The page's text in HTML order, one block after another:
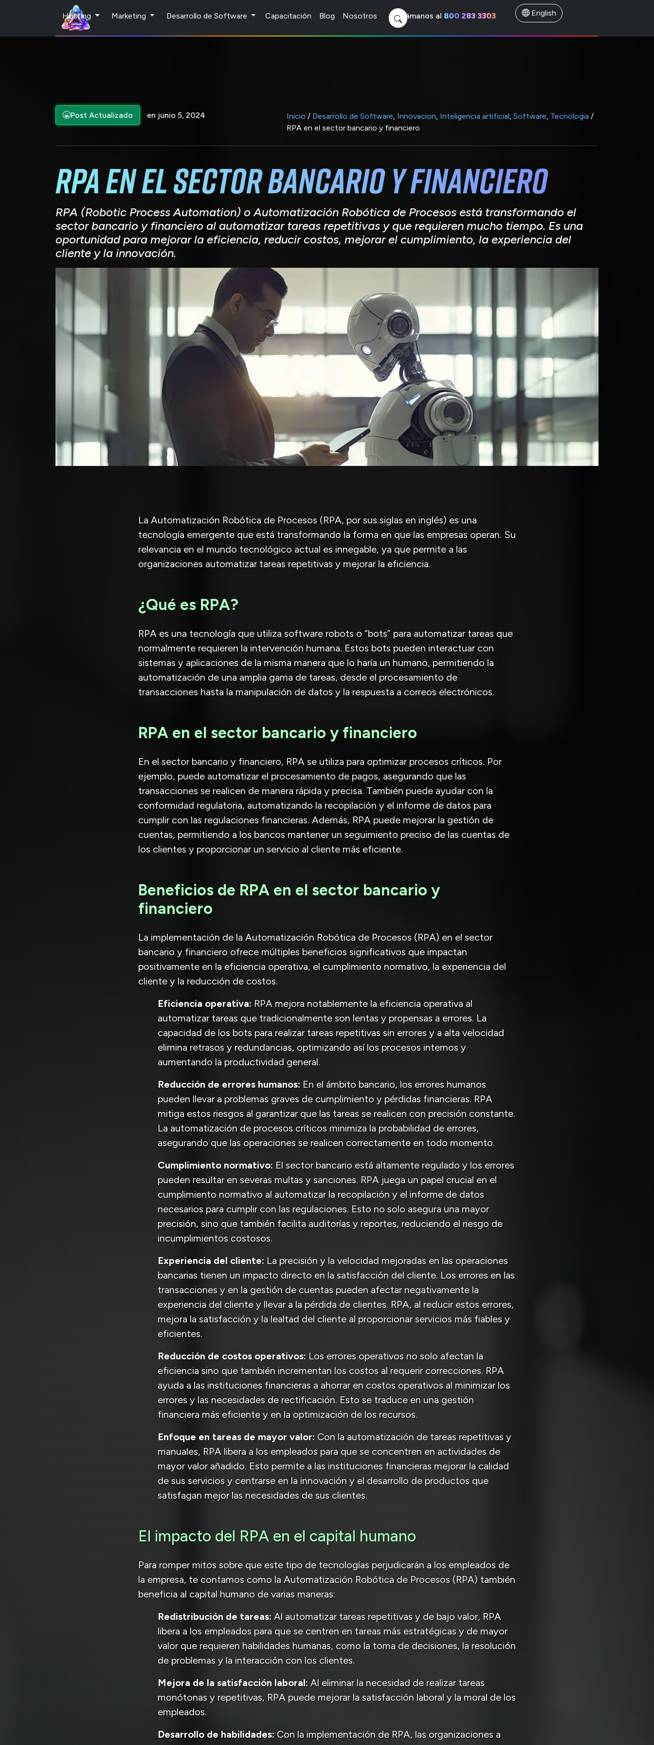
Hosting Marketing Desarrollo de Software Capacitación Blog Nosotros Llámanos al 800 283 3303 English
Post Actualizado en junio 5, 2024 Inicio / Desarrollo de Software, Innovacion, Inteligencia artificial, Software, Tecnologia /
RPA en el sector bancario y financiero
RPA en el sector bancario y financiero
RPA (Robotic Process Automation) o Automatización Robótica de Procesos está transformando el
sector bancario y financiero al automatizar tareas repetitivas y que requieren mucho tiempo. Es una
oportunidad para mejorar la eficiencia, reducir costos, mejorar el cumplimiento, la experiencia del
cliente y la innovación.
La Automatización Robótica de Procesos (RPA, por sus siglas en inglés) es una
tecnología emergente que está transformando la forma en que las empresas operan. Su
relevancia en el mundo tecnológico actual es innegable, ya que permite a las
organizaciones automatizar tareas repetitivas y mejorar la eficiencia.
¿Qué es RPA?
RPA es una tecnología que utiliza software robots o “bots” para automatizar tareas que
normalmente requieren la intervención humana. Estos bots pueden interactuar con
sistemas y aplicaciones de la misma manera que lo haría un humano, permitiendo la
automatización de una amplia gama de tareas, desde el procesamiento de
transacciones hasta la manipulación de datos y la respuesta a correos electrónicos.
RPA en el sector bancario y financiero
En el sector bancario y financiero, RPA se utiliza para optimizar procesos críticos. Por
ejemplo, puede automatizar el procesamiento de pagos, asegurando que las
transacciones se realicen de manera rápida y precisa. También puede ayudar con la
conformidad regulatoria, automatizando la recopilación y el informe de datos para
cumplir con las regulaciones financieras. Además, RPA puede mejorar la gestión de
cuentas, permitiendo a los bancos mantener un seguimiento preciso de las cuentas de
los clientes y proporcionar un servicio al cliente más eficiente.
Beneficios de RPA en el sector bancario y
financiero
La implementación de la Automatización Robótica de Procesos (RPA) en el sector
bancario y financiero ofrece múltiples beneficios significativos que impactan
positivamente en la eficiencia operativa, el cumplimiento normativo, la experiencia del
cliente y la reducción de costos.
Eficiencia operativa: RPA mejora notablemente la eficiencia operativa al
automatizar tareas que tradicionalmente son lentas y propensas a errores. La
capacidad de los bots para realizar tareas repetitivas sin errores y a alta velocidad
elimina retrasos y redundancias, optimizando así los procesos internos y
aumentando la productividad general.
Reducción de errores humanos: En el ámbito bancario, los errores humanos
pueden llevar a problemas graves de cumplimiento y pérdidas financieras. RPA
mitiga estos riesgos al garantizar que las tareas se realicen con precisión constante.
La automatización de procesos críticos minimiza la probabilidad de errores,
asegurando que las operaciones se realicen correctamente en todo momento.
Cumplimiento normativo: El sector bancario está altamente regulado y los errores
pueden resultar en severas multas y sanciones. RPA juega un papel crucial en el
cumplimiento normativo al automatizar la recopilación y el informe de datos
necesarios para cumplir con las regulaciones. Esto no solo asegura una mayor
precisión, sino que también facilita auditorías y reportes, reduciendo el riesgo de
incumplimientos costosos.
Experiencia del cliente: La precisión y la velocidad mejoradas en las operaciones
bancarias tienen un impacto directo en la satisfacción del cliente. Los errores en las
transacciones y en la gestión de cuentas pueden afectar negativamente la
experiencia del cliente y llevar a la pérdida de clientes. RPA, al reducir estos errores,
mejora la satisfacción y la lealtad del cliente al proporcionar servicios más fiables y
eficientes.
Reducción de costos operativos: Los errores operativos no solo afectan la
eficiencia sino que también incrementan los costos al requerir correcciones. RPA
ayuda a las instituciones financieras a ahorrar en costos operativos al minimizar los
errores y las necesidades de rectificación. Esto se traduce en una gestión
financiera más eficiente y en la optimización de los recursos.
Enfoque en tareas de mayor valor: Con la automatización de tareas repetitivas y
manuales, RPA libera a los empleados para que se concentren en actividades de
mayor valor añadido. Esto permite a las instituciones financieras mejorar la calidad
de sus servicios y centrarse en la innovación y el desarrollo de productos que
satisfagan mejor las necesidades de sus clientes.
El impacto del RPA en el capital humano
Para romper mitos sobre que este tipo de tecnologías perjudicarán a los empleados de
la empresa, te contamos como la Automatización Robótica de Procesos (RPA) también
beneficia al capital humano de varias maneras:
Redistribución de tareas: Al automatizar tareas repetitivas y de bajo valor, RPA
libera a los empleados para que se centren en tareas más estratégicas y de mayor
valor que requieren habilidades humanas, como la toma de decisiones, la resolución
de problemas y la interacción con los clientes.
Mejora de la satisfacción laboral: Al eliminar la necesidad de realizar tareas
monótonas y repetitivas, RPA puede mejorar la satisfacción laboral y la moral de los
empleados.
Desarrollo de habilidades: Con la implementación de RPA, las organizaciones a